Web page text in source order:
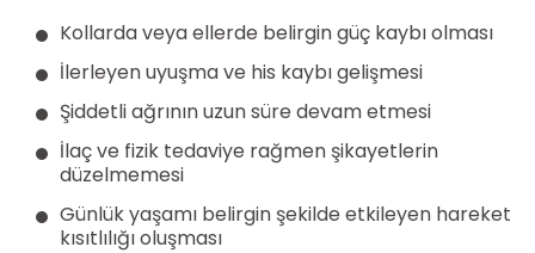
Kollarda veya ellerde belirgin güç kaybı olması
İlerleyen uyuşma ve his kaybı gelişmesi
Şiddetli ağrının uzun süre devam etmesi
İlaç ve fizik tedaviye rağmen şikayetlerin
düzelmemesi
Günlük yaşamı belirgin şekilde etkileyen hareket
kısıtlılığı oluşması